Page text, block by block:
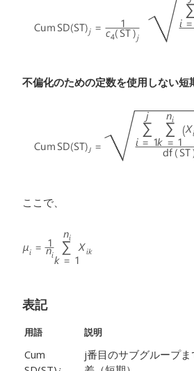
不偏化のための定数を使用しない短
ここで、
表記
用語 説明
Cum
j番目のサブグループ